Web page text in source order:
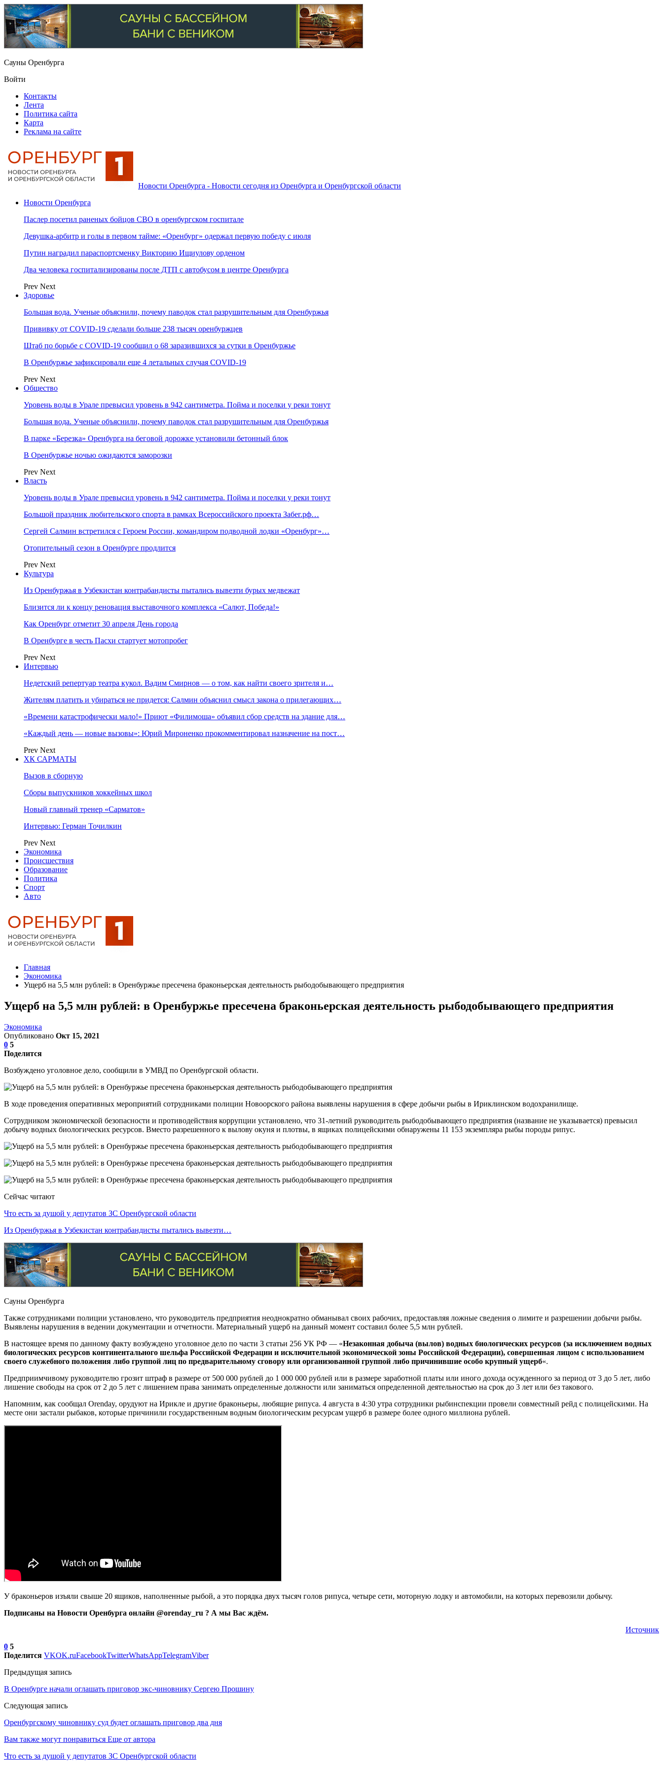
Сауны Оренбурга
Войти
Контакты
Лента
Политика сайта
Карта
Реклама на сайте
Новости Оренбурга - Новости сегодня из Оренбурга и Оренбургской области
Новости Оренбурга
Паслер посетил раненых бойцов СВО в оренбургском госпитале
Девушка-арбитр и голы в первом тайме: «Оренбург» одержал первую победу с июля
Путин наградил параспортсменку Викторию Ищиулову орденом
Два человека госпитализированы после ДТП с автобусом в центре Оренбурга
Prev Next
Здоровье
Большая вода. Ученые объяснили, почему паводок стал разрушительным для Оренбуржья
Прививку от COVID-19 сделали больше 238 тысяч оренбуржцев
Штаб по борьбе с СOVID-19 сообщил о 68 заразившихся за сутки в Оренбуржье
В Оренбуржье зафиксировали еще 4 летальных случая COVID-19
Prev Next
Общество
Уровень воды в Урале превысил уровень в 942 сантиметра. Пойма и поселки у реки тонут
Большая вода. Ученые объяснили, почему паводок стал разрушительным для Оренбуржья
В парке «Березка» Оренбурга на беговой дорожке установили бетонный блок
В Оренбуржье ночью ожидаются заморозки
Prev Next
Власть
Уровень воды в Урале превысил уровень в 942 сантиметра. Пойма и поселки у реки тонут
Большой праздник любительского спорта в рамках Всероссийского проекта Забег.рф…
Сергей Салмин встретился с Героем России, командиром подводной лодки «Оренбург»…
Отопительный сезон в Оренбурге продлится
Prev Next
Культура
Из Оренбуржья в Узбекистан контрабандисты пытались вывезти бурых медвежат
Близится ли к концу реновация выставочного комплекса «Салют, Победа!»
Как Оренбург отметит 30 апреля День города
В Оренбурге в честь Пасхи стартует мотопробег
Prev Next
Интервью
Недетский репертуар театра кукол. Вадим Смирнов — о том, как найти своего зрителя и…
Жителям платить и убираться не придется: Салмин объяснил смысл закона о прилегающих…
«Времени катастрофически мало!» Приют «Филимоша» объявил сбор средств на здание для…
«Каждый день — новые вызовы»: Юрий Мироненко прокомментировал назначение на пост…
Prev Next
ХК САРМАТЫ
Вызов в сборную
Сборы выпускников хоккейных школ
Новый главный тренер «Сарматов»
Интервью: Герман Точилкин
Prev Next
Экономика
Происшествия
Образование
Политика
Спорт
Авто
Главная
Экономика
Ущерб на 5,5 млн рублей: в Оренбуржье пресечена браконьерская деятельность рыбодобывающего предприятия
Ущерб на 5,5 млн рублей: в Оренбуржье пресечена браконьерская деятельность рыбодобывающего предприятия
Экономика
Опубликовано Окт 15, 2021
0 5
Поделится
Возбуждено уголовное дело, сообщили в УМВД по Оренбургской области.
В ходе проведения оперативных мероприятий сотрудниками полиции Новоорского района выявлены нарушения в сфере добычи рыбы в Ириклинском водохранилище.
Сотрудником экономической безопасности и противодействия коррупции установлено, что 31-летний руководитель рыбодобывающего предприятия (название не указывается) превысил
добычу водных биологических ресурсов. Вместо разрешенного к вылову окуня и плотвы, в ящиках полицейскими обнаружены 11 153 экземпляра рыбы породы рипус.
Сейчас читают
Что есть за душой у депутатов ЗС Оренбургской области
Из Оренбуржья в Узбекистан контрабандисты пытались вывезти…
Сауны Оренбурга
Также сотрудниками полиции установлено, что руководитель предприятия неоднократно обманывал своих рабочих, предоставляя ложные сведения о лимите и разрешении добычи рыбы.
Выявлены нарушения в ведении документации и отчетности. Материальный ущерб на данный момент составил более 5,5 млн рублей.
В настоящее время по данному факту возбуждено уголовное дело по части 3 статьи 256 УК РФ — «Незаконная добыча (вылов) водных биологических ресурсов (за исключением водных
биологических ресурсов континентального шельфа Российской Федерации и исключительной экономической зоны Российской Федерации), совершенная лицом с использованием
своего служебного положения либо группой лиц по предварительному сговору или организованной группой либо причинившие особо крупный ущерб«.
Предприимчивому руководителю грозит штраф в размере от 500 000 рублей до 1 000 000 рублей или в размере заработной платы или иного дохода осужденного за период от 3 до 5 лет, либо
лишение свободы на срок от 2 до 5 лет с лишением права занимать определенные должности или заниматься определенной деятельностью на срок до 3 лет или без такового.
Напомним, как сообщал Orenday, орудуют на Ирикле и другие браконьеры, любящие рипуса. 4 августа в 4:30 утра сотрудники рыбинспекции провели совместный рейд с полицейскими. На
месте они застали рыбаков, которые причинили государственным водным биологическим ресурсам ущерб в размере более одного миллиона рублей.
У браконьеров изъяли свыше 20 ящиков, наполненные рыбой, а это порядка двух тысяч голов рипуса, четыре сети, моторную лодку и автомобили, на которых перевозили добычу.
Подписаны на Новости Оренбурга онлайн @orenday_ru ? А мы Вас ждём.
Источник
0 5
Поделится VKOK.ruFacebookTwitterWhatsAppTelegramViber
Предыдущая запись
В Оренбурге начали оглашать приговор экс-чиновнику Сергею Прошину
Следующая запись
Оренбургскому чиновнику суд будет оглашать приговор два дня
Вам также могут понравиться Еще от автора
Что есть за душой у депутатов ЗС Оренбургской области